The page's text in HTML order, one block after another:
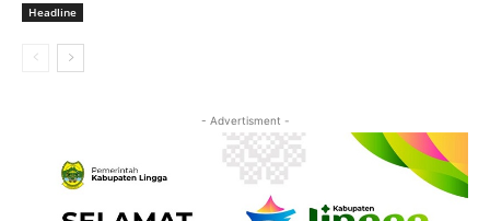
Headline
- Advertisment -